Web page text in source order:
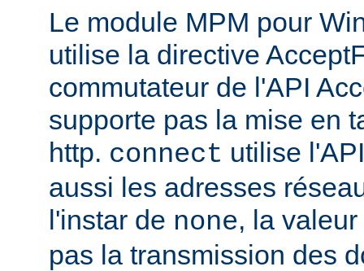
Le module MPM pour
utilise la directive
commutateur de l'API
supporte pas la mise en
http. connect utilise
aussi les adresses
l'instar de none, la valeur
pas la transmission des